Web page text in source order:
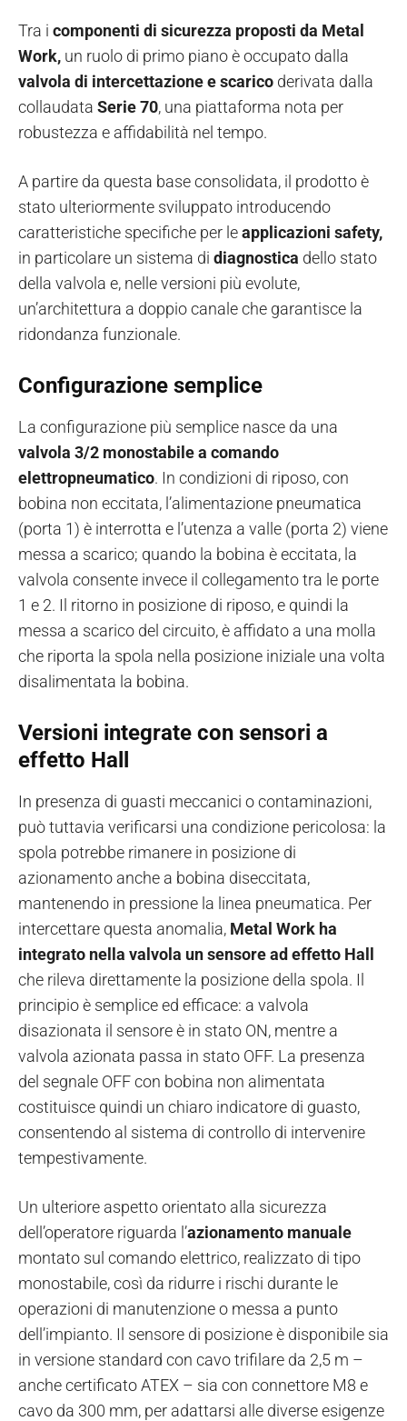
Tra i componenti di sicurezza proposti da Metal
Work, un ruolo di primo piano è occupato dalla
valvola di intercettazionee scarico derivata dalla
collaudata Serie 70, una piattaforma nota per
robustezza e affidabilità nel tempo.
A partire da questa base consolidata, il prodotto è
stato ulteriormente sviluppato introducendo
caratteristiche specifiche per leapplicazioni safety,
in particolare un sistema di diagnostica dello stato
della valvola e, nelle versioni più evolute,
un’architettura a doppio canale che garantisce la
ridondanza funzionale.
Configurazione semplice
La configurazione più semplice nasce da una
valvola 3/2 monostabile a comando
elettropneumatico. In condizioni di riposo, con
bobina non eccitata, l’alimentazione pneumatica
(porta 1) è interrotta e l’utenza a valle (porta 2) viene
messa a scarico; quando la bobina è eccitata, la
valvola consente invece il collegamento tra le porte
1 e 2. Il ritorno in posizione di riposo, e quindi la
messa a scarico del circuito, è affidato a una molla
che riporta la spola nella posizione iniziale una volta
disalimentata la bobina.
Versioni integrate con sensori a
effetto Hall
In presenza di guasti meccanici o contaminazioni,
può tuttavia verificarsi una condizione pericolosa: la
spola potrebbe rimanere in posizione di
azionamento anche a bobina diseccitata,
mantenendo in pressione la linea pneumatica. Per
intercettare questa anomalia, Metal Work ha
integrato nella valvola un sensore ad effetto Hall
che rileva direttamente la posizione della spola. Il
principio è semplice ed efficace: a valvola
disazionata il sensore è in stato ON, mentre a
valvola azionata passa in stato OFF. La presenza
del segnale OFF con bobina non alimentata
costituisce quindi un chiaro indicatore di guasto,
consentendo al sistema di controllo di intervenire
tempestivamente.
Un ulteriore aspetto orientato alla sicurezza
dell’operatore riguarda l’azionamento manuale
montato sul comando elettrico, realizzato di tipo
monostabile, così da ridurre i rischi durante le
operazioni di manutenzione o messa a punto
dell’impianto. Il sensore di posizione è disponibile sia
in versione standard con cavo trifilare da 2,5 m –
anche certificato ATEX – sia con connettore M8 e
cavo da 300 mm, per adattarsi alle diverse esigenze